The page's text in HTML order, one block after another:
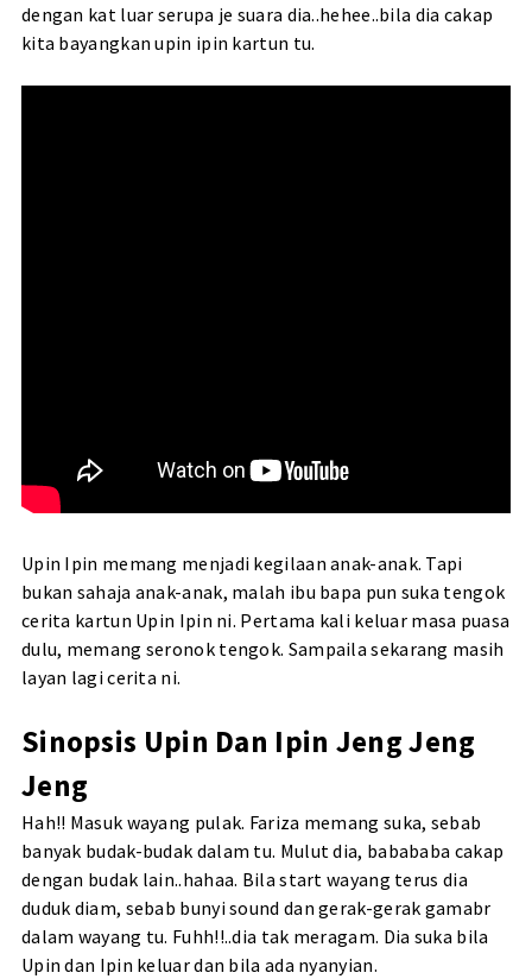
dengan kat luar serupa je suara dia..hehee..bila dia cakap
kita bayangkan upin ipin kartun tu.
Upin Ipin memang menjadi kegilaan anak-anak. Tapi
bukan sahaja anak-anak, malah ibu bapa pun suka tengok
cerita kartun Upin Ipin ni. Pertama kali keluar masa puasa
dulu, memang seronok tengok. Sampaila sekarang masih
layan lagi cerita ni.
Sinopsis Upin Dan Ipin Jeng Jeng
Jeng
Hah!! Masuk wayang pulak. Fariza memang suka, sebab
banyak budak-budak dalam tu. Mulut dia, babababa cakap
dengan budak lain..hahaa. Bila start wayang terus dia
duduk diam, sebab bunyi sound dan gerak-gerak gamabr
dalam wayang tu. Fuhh!!..dia tak meragam. Dia suka bila
Upin dan Ipin keluar dan bila ada nyanyian.